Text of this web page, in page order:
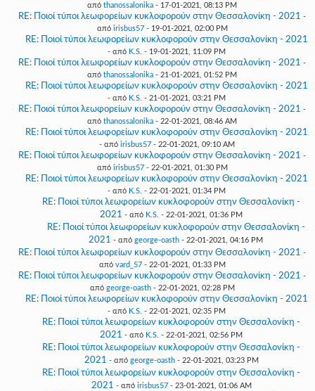
από thanossalonika - 17-01-2021, 08:13 PM
RE: Ποιοί τύποι λεωφορείων κυκλοφορούν στην Θεσσαλονίκη - 2021 -
από irisbus57- 19-01-2021, 02:00 PM
RE: Ποιοί τύποι λεωφορείων κυκλοφορούν στην Θεσσαλονίκη - 2021
- από K.S. - 19-01-2021, 11:09 PM
RE: Ποιοί τύποι λεωφορείων κυκλοφορούν στην Θεσσαλονίκη - 2021 -
από thanossalonika - 21-01-2021, 01:52 PM
RE: Ποιοί τύποι λεωφορείων κυκλοφορούν στην Θεσσαλονίκη - 2021
- από K.S. - 21-01-2021, 03:21 PM
RE: Ποιοί τύποι λεωφορείων κυκλοφορούν στην Θεσσαλονίκη - 2021 -
από thanossalonika - 22-01-2021, 08:46 AM
RE: Ποιοί τύποι λεωφορείων κυκλοφορούν στην Θεσσαλονίκη - 2021
- από irisbus57- 22-01-2021, 09:10 AM
RE: Ποιοί τύποι λεωφορείων κυκλοφορούν στην Θεσσαλονίκη - 2021 -
από irisbus57- 22-01-2021, 01:30 PM
RE: Ποιοί τύποι λεωφορείων κυκλοφορούν στην Θεσσαλονίκη - 2021
- από K.S. - 22-01-2021, 01:34 PM
RE: Ποιοί τύποι λεωφορείων κυκλοφορούν στην Θεσσαλονίκη -
2021 - από K.S. - 22-01-2021, 01:36 PM
RE: Ποιοί τύποι λεωφορείων κυκλοφορούν στην Θεσσαλονίκη -
2021 - από george-oasth - 22-01-2021, 04:16 PM
RE: Ποιοί τύποι λεωφορείων κυκλοφορούν στην Θεσσαλονίκη - 2021 -
από vard_57- 22-01-2021, 01:33 PM
RE: Ποιοί τύποι λεωφορείων κυκλοφορούν στην Θεσσαλονίκη - 2021 -
από george-oasth- 22-01-2021, 02:28 PM
RE: Ποιοί τύποι λεωφορείων κυκλοφορούν στην Θεσσαλονίκη - 2021
- από K.S. - 22-01-2021, 02:35 PM
RE: Ποιοί τύποι λεωφορείων κυκλοφορούν στην Θεσσαλονίκη -
2021 - από K.S. - 22-01-2021, 02:56 PM
RE: Ποιοί τύποι λεωφορείων κυκλοφορούν στην Θεσσαλονίκη -
2021 - από george-oasth- 22-01-2021, 03:23 PM
RE: Ποιοί τύποι λεωφορείων κυκλοφορούν στην Θεσσαλονίκη -
2021 - από irisbus57- 23-01-2021, 01:06 AM